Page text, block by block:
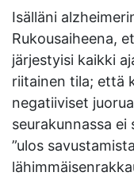
Isälläni
Rukousaiheena,
järjestyisi kaikki
riitainen tila; että
negatiiviset
seurakunnassa ei
”ulos